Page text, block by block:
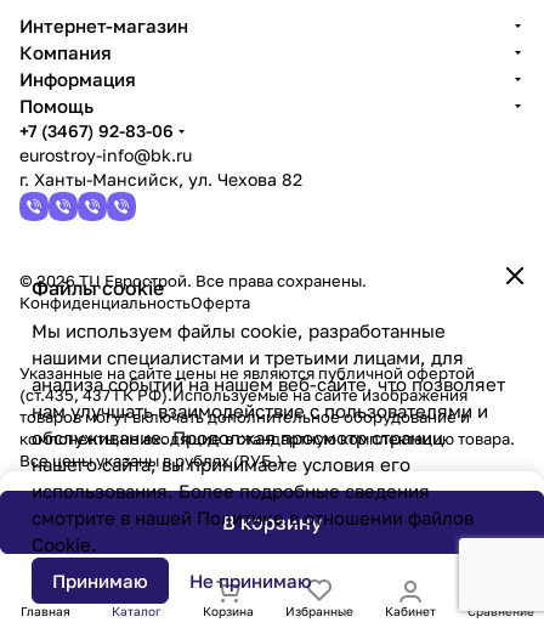
В корзину
Главная Каталог Корзина Избранные Кабинет Сравнение
Файлы cookie
Мы используем файлы cookie, разработанные
нашими специалистами и третьими лицами, для
анализа событий на нашем веб-сайте, что позволяет
нам улучшать взаимодействие с пользователями и
обслуживание. Продолжая просмотр страниц
нашего сайта, вы принимаете условия его
использования. Более подробные сведения
смотрите в нашей Политике в отношении файлов
Cookie.
Принимаю
Не принимаю
Интернет-магазин
Компания
Информация
Помощь
+7 (3467) 92-83-06
eurostroy-info@bk.ru
г. Ханты-Мансийск, ул. Чехова 82
© 2026 ТЦ Еврострой. Все права сохранены.
КонфиденциальностьОферта
Указанные на сайте цены не являются публичной офертой
(ст.435, 437 ГК РФ).Используемые на сайте изображения
товаров могут включать дополнительное оборудование и
компоненты,не входящие в стандартную комплектацию товара.
Все цены указаны в рублях (PУБ.)